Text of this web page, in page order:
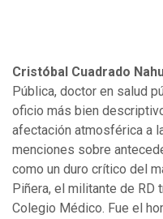
Cristóbal Cuadrado
Pública, doctor en salud
oficio más bien
afectación atmosférica a
menciones sobre
como un duro crítico del
Piñera, el militante de RD
Colegio Médico. Fue el